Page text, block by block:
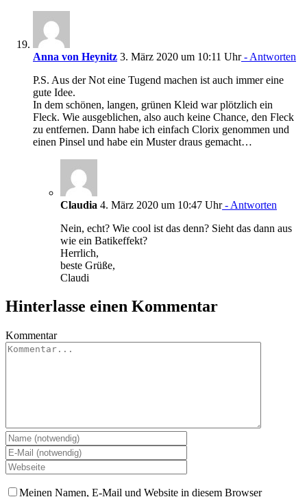
Anna von Heynitz 3. März 2020 um 10:11 Uhr- Antworten
P.S. Aus der Not eine Tugend machen ist auch immer eine
gute Idee.
In dem schönen, langen, grünen Kleid war plötzlich ein
Fleck. Wie ausgeblichen, also auch keine Chance, den Fleck
zu entfernen. Dann habe ich einfach Clorix genommen und
einen Pinsel und habe ein Muster draus gemacht…
Claudia 4. März 2020 um 10:47 Uhr- Antworten
Nein, echt? Wie cool ist das denn? Sieht das dann aus
wie ein Batikeffekt?
Herrlich,
beste Grüße,
Claudi
Hinterlasse einen Kommentar
Kommentar
Meinen Namen, E-Mail und Website in diesem Browser